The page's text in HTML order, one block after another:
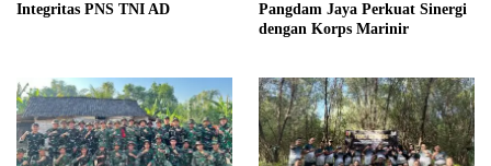
Integritas PNS TNI AD
Pangdam Jaya Perkuat Sinergi
dengan Korps Marinir